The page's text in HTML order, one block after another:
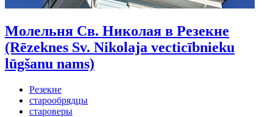
Молельня Св. Николая в Резекне
(Rēzeknes Sv. Nikolaja vecticībnieku
lūgšanu nams)
Резекне
старообрядцы
староверы